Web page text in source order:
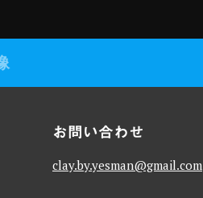
お問い合わせ
clay.by.yesman@gmail.com